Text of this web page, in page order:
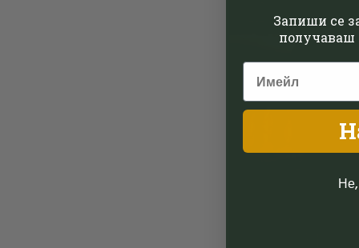
Запиши се
получаваш